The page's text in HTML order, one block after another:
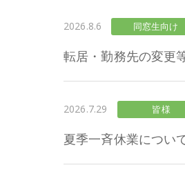
2026.8.6 同窓生向け
転居・勤務先の変更
2026.7.29 皆様
夏季一斉休業につい